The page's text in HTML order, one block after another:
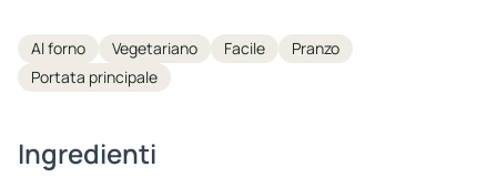
Tags
Al forno Vegetariano Facile
Pranzo
Portata principale
Ingredienti